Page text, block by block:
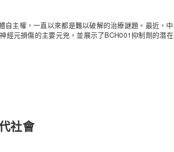
主權，一直以來都是難以破解的治療謎題。最近，
經元損傷的主要元兇，並展示了BCH001抑制劑的潛
社會